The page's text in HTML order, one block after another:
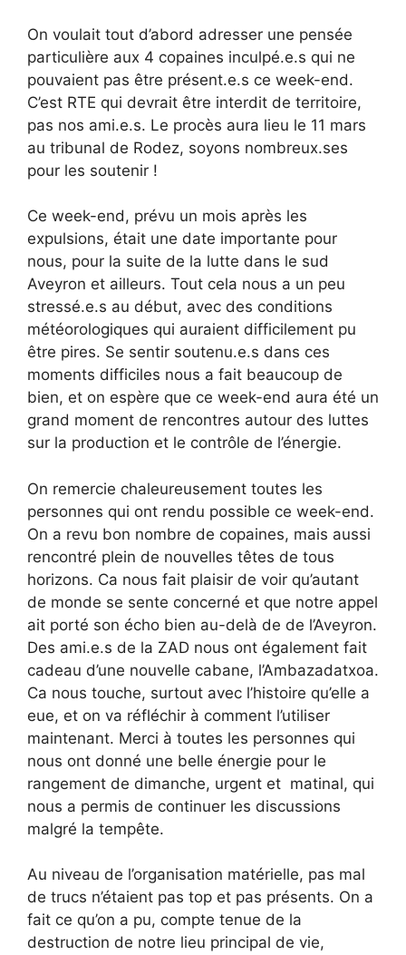
On voulait tout d’abord adresser une pensée
particulière aux 4 copaines inculpé.e.s qui ne
pouvaient pas être présent.e.s ce week-end.
C’est RTE qui devrait être interdit de territoire,
pas nos ami.e.s. Le procès aura lieu le 11 mars
au tribunal de Rodez, soyons nombreux.ses
pour les soutenir !
Ce week-end, prévu un mois après les
expulsions, était une date importante pour
nous, pour la suite de la lutte dans le sud
Aveyron et ailleurs. Tout cela nous a un peu
stressé.e.s au début, avec des conditions
météorologiques qui auraient difficilement pu
être pires. Se sentir soutenu.e.s dans ces
moments difficiles nous a fait beaucoup de
bien, et on espère que ce week-end aura été un
grand moment de rencontres autour des luttes
sur la production et le contrôle de l’énergie.
On remercie chaleureusement toutes les
personnes qui ont rendu possible ce week-end.
On a revu bon nombre de copaines, mais aussi
rencontré plein de nouvelles têtes de tous
horizons. Ca nous fait plaisir de voir qu’autant
de monde se sente concerné et que notre appel
ait porté son écho bien au-delà de de l’Aveyron.
Des ami.e.s de la ZAD nous ont également fait
cadeau d’une nouvelle cabane, l’Ambazadatxoa.
Ca nous touche, surtout avec l’histoire qu’elle a
eue, et on va réfléchir à comment l’utiliser
maintenant. Merci à toutes les personnes qui
nous ont donné une belle énergie pour le
rangement de dimanche, urgent et matinal, qui
nous a permis de continuer les discussions
malgré la tempête.
Au niveau de l’organisation matérielle, pas mal
de trucs n’étaient pas top et pas présents. On a
fait ce qu’on a pu, compte tenue de la
destruction de notre lieu principal de vie,